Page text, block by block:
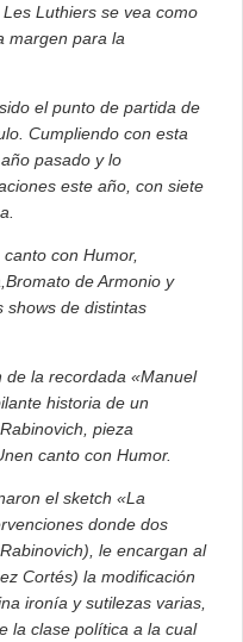
Luthiers se vea como
margen para la
el punto de partida de
Cumpliendo con esta
pasado y lo
este año, con siete
con Humor,
de Armonio y
shows de distintas
de la recordada «Manuel
historia de un
pieza
canto con Humor.
el sketch «La
donde dos
le encargan al
Cortés) la modificación
ironía y sutilezas varias,
la clase política a la cual